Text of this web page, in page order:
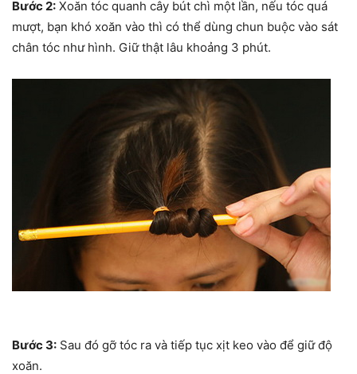
Bước 2: Xoăn tóc quanh cây bút chì một lần, nếu tóc quá
mượt, bạn khó xoăn vào thì có thể dùng chun buộc vào sát
chân tóc như hình. Giữ thật lâu khoảng 3 phút.
Bước 3: Sau đó gỡ tóc ra và tiếp tục xịt keo vào để giữ độ
xoăn.